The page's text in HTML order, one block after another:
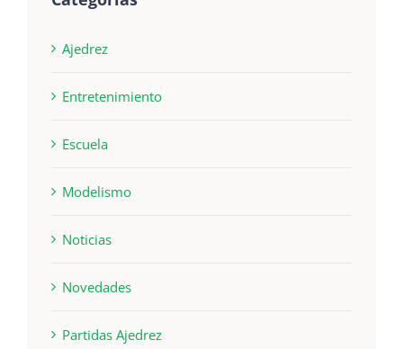
Ajedrez
Entretenimiento
Escuela
Modelismo
Noticias
Novedades
Partidas Ajedrez